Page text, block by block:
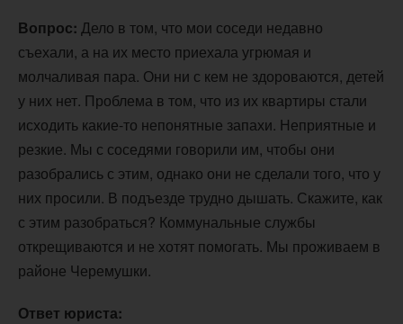
Вопрос: Дело в том, что мои соседи недавно
съехали, а на их место приехала угрюмая и
молчаливая пара. Они ни с кем не здороваются, детей
у них нет. Проблема в том, что из их квартиры стали
исходить какие-то непонятные запахи. Неприятные и
резкие. Мы с соседями говорили им, чтобы они
разобрались с этим, однако они не сделали того, что у
них просили. В подъезде трудно дышать. Скажите, как
с этим разобраться? Коммунальные службы
открещиваются и не хотят помогать. Мы проживаем в
районе Черемушки.
Ответ юриста: